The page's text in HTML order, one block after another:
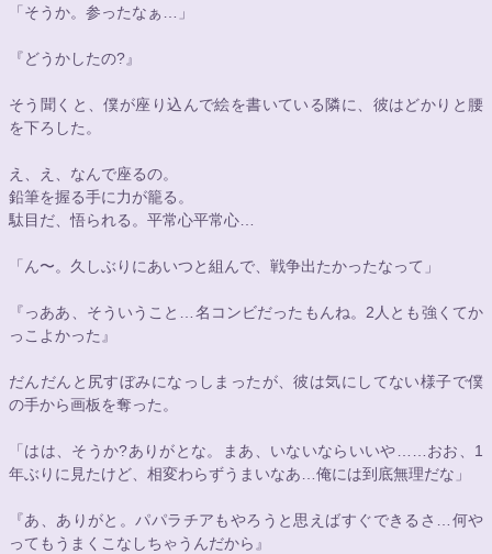
「そうか。参ったなぁ…」
『どうかしたの?』
そう聞くと、僕が座り込んで絵を書いている隣に、彼はどかりと腰
を下ろした。
え、え、なんで座るの。
鉛筆を握る手に力が籠る。
駄目だ、悟られる。平常心平常心…
「ん〜。久しぶりにあいつと組んで、戦争出たかったなって」
『っああ、そういうこと…名コンビだったもんね。2人とも強くてか
っこよかった』
だんだんと尻すぼみになっしまったが、彼は気にしてない様子で僕
の手から画板を奪った。
「はは、そうか?ありがとな。まあ、いないならいいや……おお、1
年ぶりに見たけど、相変わらずうまいなあ…俺には到底無理だな」
『あ、ありがと。パパラチアもやろうと思えばすぐできるさ…何や
ってもうまくこなしちゃうんだから』